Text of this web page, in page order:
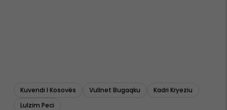
Kuvendi I Kosovës Vullnet Bugaqku
Kadri Kryeziu
Lulzim Peci